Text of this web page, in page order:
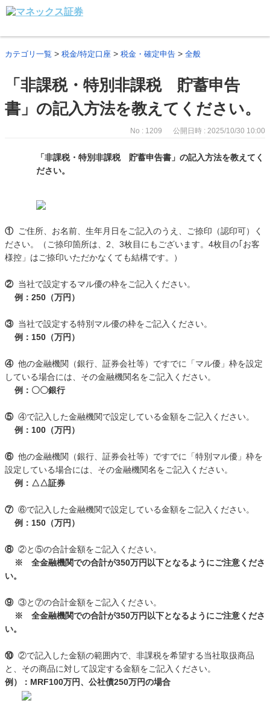
カテゴリ一覧 > 税金/特定口座 > 税金・確定申告 > 全般
「非課税・特別非課税 貯蓄申告
書」の記入方法を教えてください。
No : 1209 公開日時 : 2025/10/30 10:00
「非課税・特別非課税 貯蓄申告書」の記入方法を教えてく
ださい。
①ご住所、お名前、生年月日をご記入のうえ、ご捺印（認印可）く
ださい。（ご捺印箇所は、2、3枚目にもございます。4枚目の｢お客
様控」はご捺印いただかなくても結構です。）
②当社で設定するマル優の枠をご記入ください。
例：250（万円）
③当社で設定する特別マル優の枠をご記入ください。
例：150（万円）
④他の金融機関（銀行、証券会社等）ですでに「マル優」枠を設定
している場合には、その金融機関名をご記入ください。
例：〇〇銀行
⑤④で記入した金融機関で設定している金額をご記入ください。
例：100（万円）
⑥他の金融機関（銀行、証券会社等）ですでに「特別マル優」枠を
設定している場合には、その金融機関名をご記入ください。
例：△△証券
⑦⑥で記入した金融機関で設定している金額をご記入ください。
例：150（万円）
⑧②と⑤の合計金額をご記入ください。
※ 全金融機関での合計が350万円以下となるようにご注意くださ
い。
⑨③と⑦の合計金額をご記入ください。
※ 全金融機関での合計が350万円以下となるようにご注意くださ
い。
⑩②で記入した金額の範囲内で、非課税を希望する当社取扱商品
と、その商品に対して設定する金額をご記入ください。
例）：MRF100万円、公社債250万円の場合